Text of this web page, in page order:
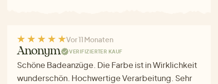
Vor 11 Monaten
Anonym VERIFIZIERTER KAUF
Schöne Badeanzüge. Die Farbe ist in Wirklichkeit
wunderschön. Hochwertige Verarbeitung. Sehr